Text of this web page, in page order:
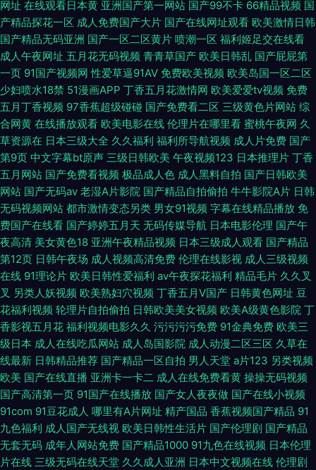
网址 在线观看日本黄 亚洲国产第一网站 国产99不卡 66精品视频 国
产精品探花一区 成人免费国产大片 国产在线网址观看 欧美激情日韩
国产精品无码亚洲 国产一区二区黄片 喷潮一区 福利姬足交在线看
成人午夜网址 五月花无码视频 青青草国产 欧美日韩乱 国产屁屁第
一页 91国产视频网 性爱草逼91AV 免费欧美视频 欧美岛国一区二区
少妇喷水18禁 51漫画APP 丁香五月花激情网 欧美爱爱tv视频 免费
五月丁香视频 97香蕉超级碰碰 国产免费看二区 三级黄色片网站 综
合网黄 在线播放观看 欧美电影在线 伦理片在哪里看 蜜桃午夜网 久
草资源在 日本三级大全 久久福利 福利所导航视频 成人片免费 国产
第9页 中文字幕bt原声 三级日韩欧美 午夜视频123 日本推理片 丁香
五月网站 国产免费看视频 极品成人色 成人黑料自拍 国产日韩欧美
网站 国产无码av 老湿A片影院 国产精品自拍偷拍 牛牛影院A片 日韩
无码视频网站 都市激情变态另类 男女91视频 字幕在线精品播放 免
费国产在线看 国产婷婷五月天 无码传媒导航 日本电影伦理 国产午
夜高清 美女黄色18 亚洲午夜精品视频 日本三级成人观看 国产精品
第12页 日韩午夜场 成人视频高清免费 伦理在线影视 成人三级视频
在线 91理论片 欧美日韩性爱福利 av午夜探花福利 精品毛片 久久叉
叉 另类人妖视频 欧美熟妇穴视频 丁香五月V国产 日韩黄色网址 豆
花福利视频 轮理片自拍偷拍 日韩欧美美女视频 欧美A级黄色影院 丁
香影视五月花 福利视频电影久久 污污污污免费 91金典免费 欧美三
级日本 成人在线吃瓜网站 成人岛国影院 成人动漫二区三区 久草在
线最新 日韩精品推荐 国产精品一区自拍 男人天堂 a片123 另类视频
欧美 国产在线直播 亚洲卡一卡二 成人在线免费看黄 操操无码视频
国产高清第一页 91国产在线播放 国产女人夜夜做 国产在线小视频
91com 91豆花成人 哪里有A片网址 精产国品 香蕉视频国产精品 91
九色福利 成人国产无线视 欧美日韩性生活片 国产伦理剧 国产精品
无套无码 成年人网站免费 国产精品1000 91九色在线视频 日本伦理
片在线 三级无码在线天堂 久久成人亚洲 日本中文视频在线 伦理剧